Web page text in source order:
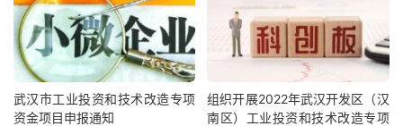
武汉市工业投资和技术改造专项
资金项目申报通知
组织开展2022年武汉开发区（汉
南区）工业投资和技术改造专项